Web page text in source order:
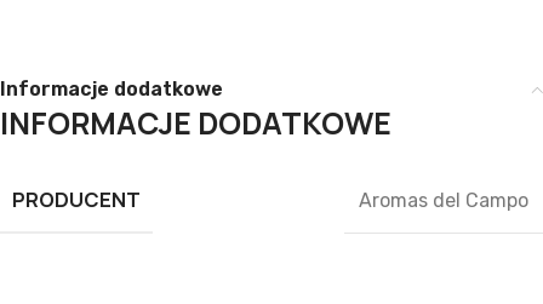
Informacje dodatkowe
INFORMACJE DODATKOWE
PRODUCENT Aromas del Campo